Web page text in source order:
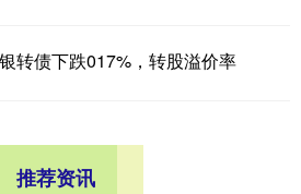
转债下跌017%，转股溢价率
推荐资讯